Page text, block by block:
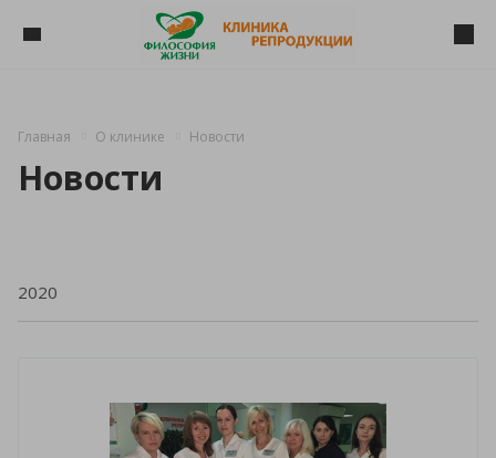
Главная О клинике Новости
Новости